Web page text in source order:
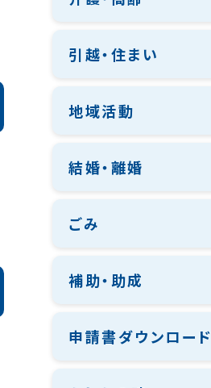
引越・住まい
地域活動
結婚・離婚
ごみ
補助・助成
申請書ダウンロード